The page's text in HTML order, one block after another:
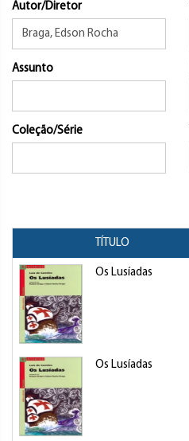
Autor/Diretor
Assunto
Coleção/Série
TÍTULO
Os Lusíadas
Os Lusíadas